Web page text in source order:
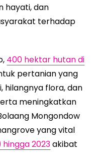
hayati, dan
terhadap
400 hektar hutan di
pertanian yang
hilangnya flora, dan
meningkatkan
Mongondow
yang vital
2023akibat